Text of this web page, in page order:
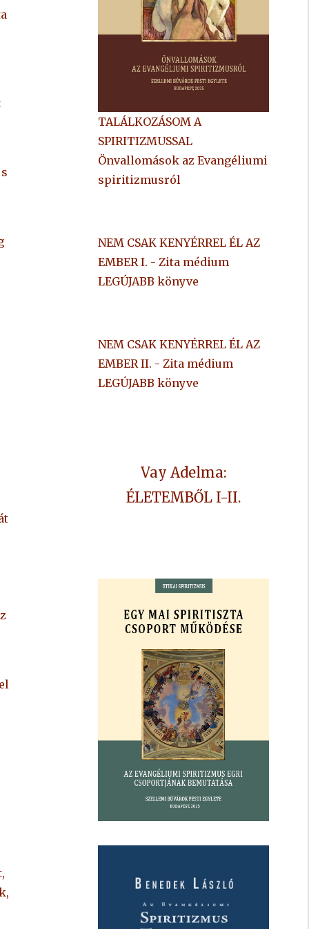
TALÁLKOZÁSOM A
SPIRITIZMUSSAL
Önvallomások az Evangéliumi
spiritizmusról
NEM CSAK KENYÉRREL ÉL AZ
EMBER I. - Zita médium
LEGÚJABB könyve
NEM CSAK KENYÉRREL ÉL AZ
EMBER II. - Zita médium
LEGÚJABB könyve
Vay Adelma:
ÉLETEMBŐL I-II.